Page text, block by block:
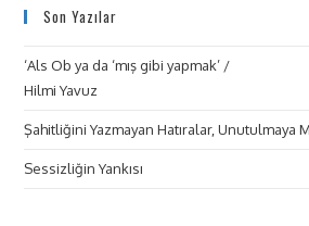
Son Yazılar
‘Als Ob ya da ‘mış gibi yapmak’ /
Hilmi Yavuz
Şahitliğini Yazmayan Hatıralar, Unutulmaya
Sessizliğin Yankısı